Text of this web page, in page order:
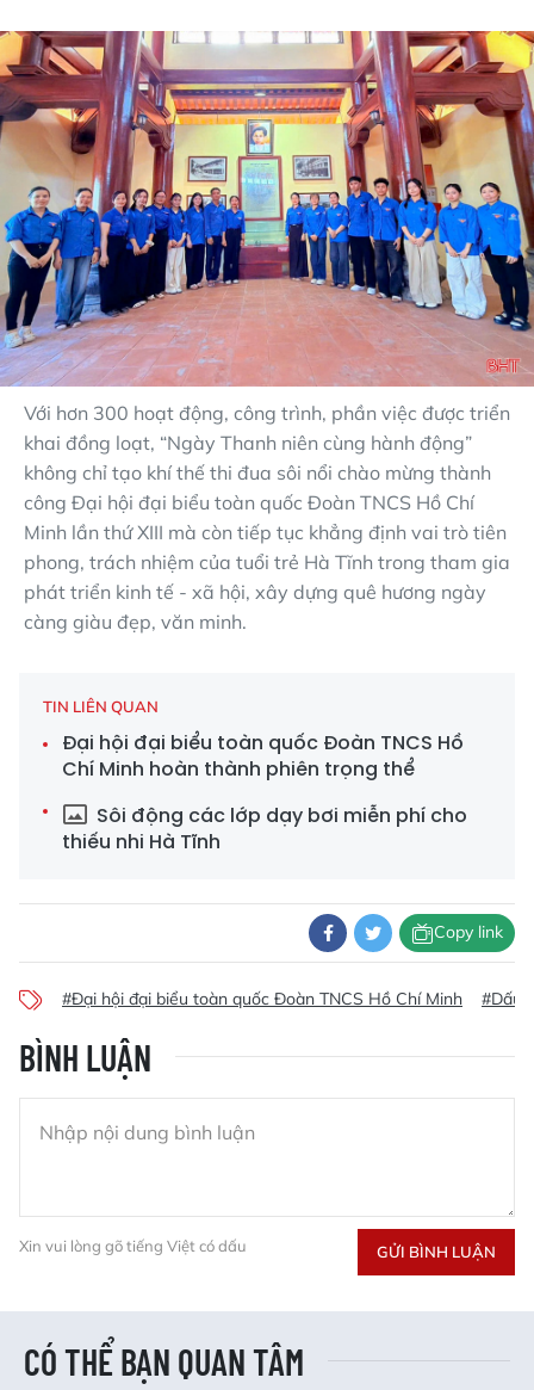
Với hơn 300 hoạt động, công trình, phần việc được triển
khai đồng loạt, “Ngày Thanh niên cùng hành động”
không chỉ tạo khí thế thi đua sôi nổi chào mừng thành
công Đại hội đại biểu toàn quốc Đoàn TNCS Hồ Chí
Minh lần thứ XIII mà còn tiếp tục khẳng định vai trò tiên
phong, trách nhiệm của tuổi trẻ Hà Tĩnh trong tham gia
phát triển kinh tế - xã hội, xây dựng quê hương ngày
càng giàu đẹp, văn minh.
TIN LIÊN QUAN
Đại hội đại biểu toàn quốc Đoàn TNCS Hồ
Chí Minh hoàn thành phiên trọng thể
Sôi động các lớp dạy bơi miễn phí cho
thiếu nhi Hà Tĩnh
Copy link
#Đại hội đại biểu toàn quốc Đoàn TNCS Hồ Chí Minh #Dấu
BÌNH LUẬN
Xin vui lòng gõ tiếng Việt có dấu GỬI BÌNH LUẬN
CÓ THỂ BẠN QUAN TÂM